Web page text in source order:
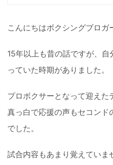
こんにちはボクシングブロガ
15年以上も昔の話ですが、
っていた時期がありました。
プロボクサーとなって迎えた
真っ白で応援の声もセコンド
でした。
試合内容もあまり覚えていま